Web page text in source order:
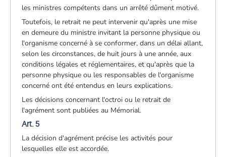
les ministres compétents dans un arrêté dûment motivé.
Toutefois, le retrait ne peut intervenir qu'après une mise
en demeure du ministre invitant la personne physique ou
l'organisme concerné à se conformer, dans un délai allant,
selon les circonstances, de huit jours à une année, aux
conditions légales et réglementaires, et qu'après que la
personne physique ou les responsables de l'organisme
concerné ont été entendus en leurs explications.
Les décisions concernant l'octroi ou le retrait de
l'agrément sont publiées au Mémorial.
Art. 5
La décision d'agrément précise les activités pour
lesquelles elle est accordée.